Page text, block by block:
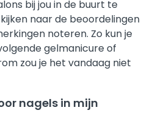
bij jou in de buurt te
naar de beoordelingen
noteren. Zo kun je
gelmanicure of
zou je het vandaag niet
nagels in mijn